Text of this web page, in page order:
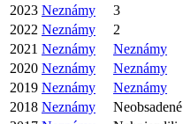
2023 Neznámy 3
2022 Neznámy 2
2021 Neznámy Neznámy
2020 Neznámy Neznámy
2019 Neznámy Neznámy
2018 Neznámy Neobsadené